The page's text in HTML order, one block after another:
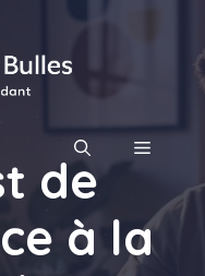
MENU
de
à la